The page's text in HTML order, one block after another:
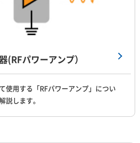
(RFパワーアンプ）
使用する「RFパワーアンプ」につい
説します。